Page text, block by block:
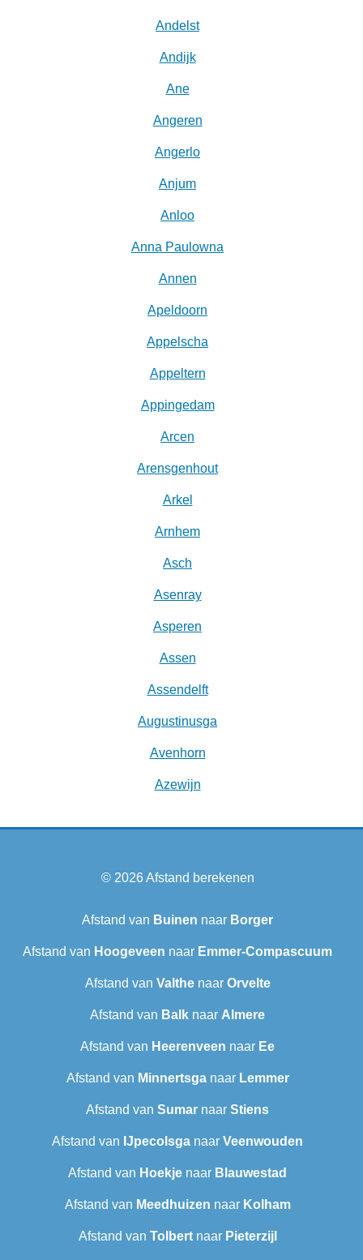
Andelst
Andijk
Ane
Angeren
Angerlo
Anjum
Anloo
Anna Paulowna
Annen
Apeldoorn
Appelscha
Appeltern
Appingedam
Arcen
Arensgenhout
Arkel
Arnhem
Asch
Asenray
Asperen
Assen
Assendelft
Augustinusga
Avenhorn
Azewijn
© 2026Afstand berekenen
Afstand van Buinen naar Borger
Afstand van Hoogeveen naar Emmer-Compascuum
Afstand van Valthenaar Orvelte
Afstand van Balk naar Almere
Afstand van Heerenveen naar Ee
Afstand van Minnertsganaar Lemmer
Afstand van Sumar naar Stiens
Afstand van IJpecolsga naar Veenwouden
Afstand van Hoekje naar Blauwestad
Afstand van Meedhuizen naar Kolham
Afstand van Tolbertnaar Pieterzijl